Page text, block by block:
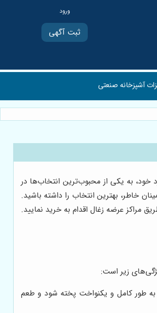
ثبت آگهی
آشپزخانه صنعتی
به یکی از محبوب‌ترین انتخاب‌ها در
خاطر، بهترین انتخاب را داشته باشید.
مراکز عرضه زغال اقدام به خرید نمایید.
زیر است:
طور کامل و یکنواخت پخته شود و طعم